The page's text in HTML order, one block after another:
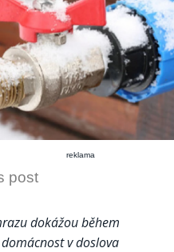
reklama
post
dokážou během
v doslova